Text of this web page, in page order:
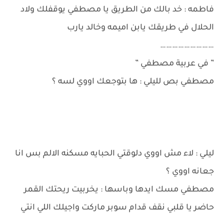
فاطمه : خد بالك من الطريق يا مصطفي يوقفلك ولاد
الحلال في طريقك يابن اميمه وخالد يارب
………………………
” في عربية مصطفي ”
مصطفي بص لليلي : ها بتوجعك اووي لسه ؟
ليلي : لاء مش اووي دلوقتي الحبايه مسكنه الالم بس انا
جعانه اووي ؟
مصطفي مسك ايدها وباسها : يخربيت ريحتك القمر
حاضر يا قلبي نقف قدام سوبر ماركت واجيلك اللي انتي